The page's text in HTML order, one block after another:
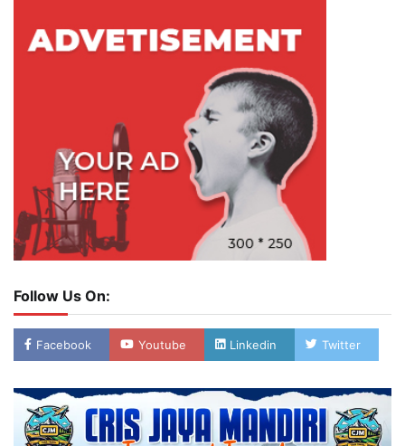
Follow Us On:
Facebook Youtube Linkedin Twitter